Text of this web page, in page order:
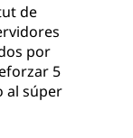
de
por
5
al súper